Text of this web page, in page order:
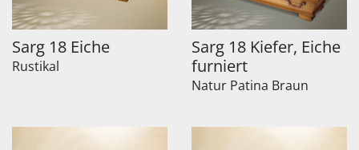
Sarg 18 Eiche
Rustikal
Sarg 18 Kiefer, Eiche
furniert
Natur Patina Braun